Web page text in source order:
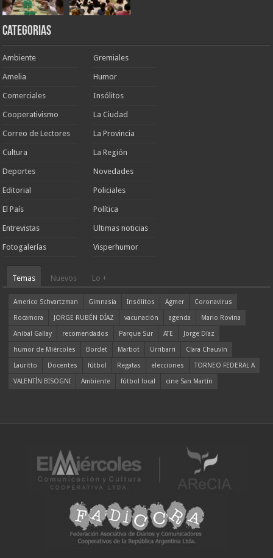
Categorias
Ambiente
Amelia
Comerciales
Cooperativismo
Correo de Lectores
Cultura
Deportes
Editorial
El País
Entrevistas
Fotogalerías
Gremiales
Humor
Insólitos
La Ciudad
La Provincia
La Región
Novedades
Policiales
Política
Ultimas noticias
Visperhumor
Temas Nuevos Lo +
Americo Schvartzman Gimnasia Insólitos Agmer
Coronavirus
Rocamora
JORGE RUBÉN DÍAZ vacunación agenda
Mario Rovina
Aníbal Gallay
recomendados Parque Sur ATE
Jorge Díaz
humor de Miércoles
Bordet Marbot Urribarri
Clara Chauvín
Lauritto
Docentes fútbol Regatas elecciones
TORNEO FEDERAL A
VALENTÍN BISOGNI
Ambiente fútbol local cine San Martín